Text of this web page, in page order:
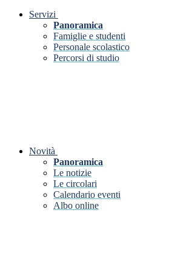
Servizi
Panoramica
Famiglie e studenti
Personale scolastico
Percorsi di studio
Novità
Panoramica
Le notizie
Le circolari
Calendario eventi
Albo online